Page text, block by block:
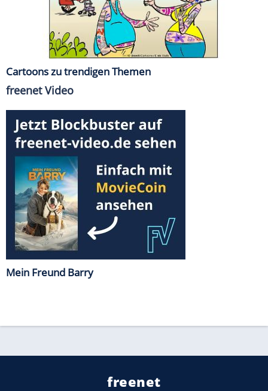
Cartoons zu trendigen Themen
freenet Video
Mein Freund Barry
freenet